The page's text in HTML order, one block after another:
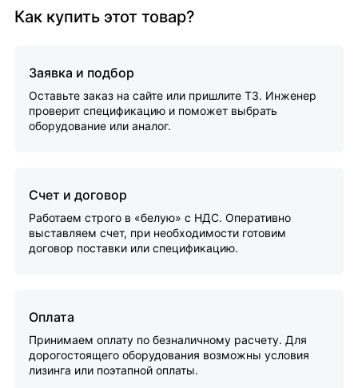
Как купить этот товар?
Заявка и подбор
Оставьте заказ на сайте или пришлите ТЗ. Инженер
проверит спецификацию и поможет выбрать
оборудование или аналог.
Счет и договор
Работаем строго в «белую» с НДС. Оперативно
выставляем счет, при необходимости готовим
договор поставки или спецификацию.
Оплата
Принимаем оплату по безналичному расчету. Для
дорогостоящего оборудования возможны условия
лизинга или поэтапной оплаты.